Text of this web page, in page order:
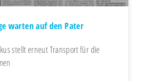
warten auf den Pater
stellt erneut Transport für die